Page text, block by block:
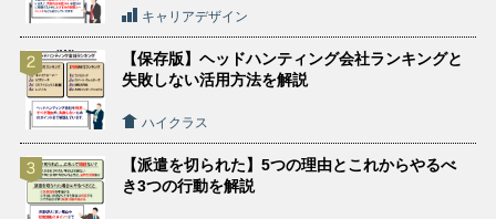
キャリアデザイン
【保存版】ヘッドハンティング会社ランキングと
失敗しない活用方法を解説
ハイクラス
【派遣を切られた】5つの理由とこれからやるべ
き3つの行動を解説